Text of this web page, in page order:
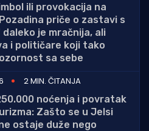
ili provokacija na
priče o zastavi s
je mračnija, ali
i političare koji tako
sa sebe
2 MIN. ČITANJA
noćenja i povratak
Zašto se u Jelsi
ostaje duže nego